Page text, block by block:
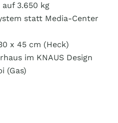
3.650 kg
statt Media-Center
x 45 cm (Heck)
im KNAUS Design
(Gas)